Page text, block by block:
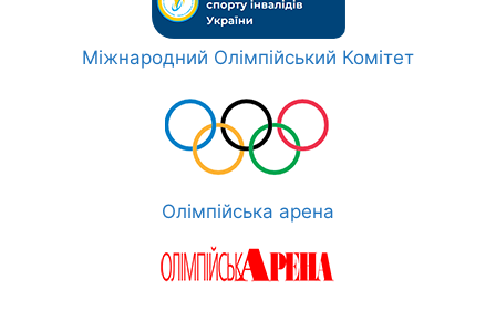
Міжнародний Олімпійський Комітет
Олімпійська арена